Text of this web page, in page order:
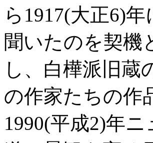
ら1917(大正6)
聞いたのを契機
し、白樺派旧蔵
の作家たちの作
1990(平成2)年